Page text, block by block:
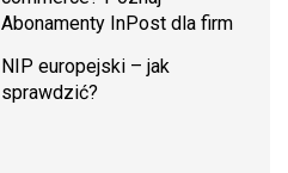
Abonamenty InPost dla firm
NIP europejski – jak
sprawdzić?